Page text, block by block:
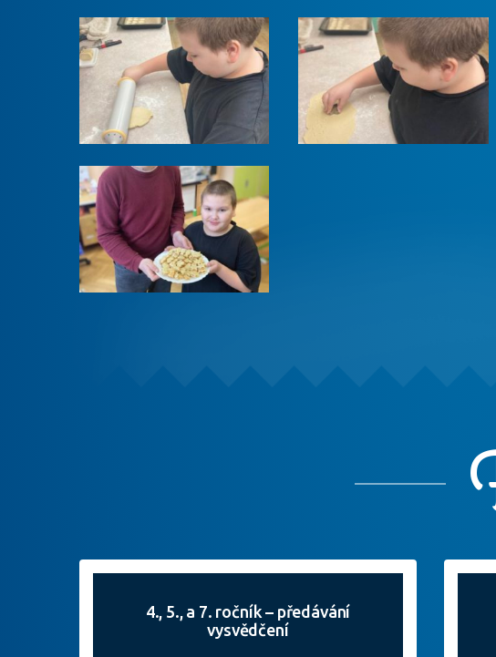
4., 5., a 7. ročník – předávání
vysvědčení